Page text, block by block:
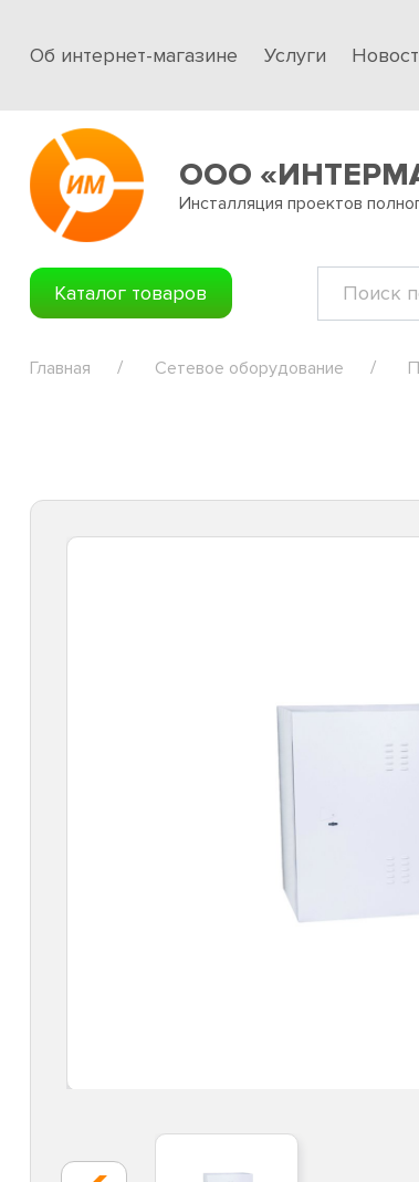
Об интернет-магазине Услуги
ООО
Инсталляция проектов
Каталог товаров
Главная Сетевое оборудование